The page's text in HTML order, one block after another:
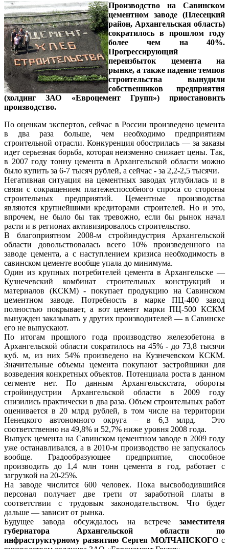
Производство на Савинском
цементном заводе (Плесецкий
район, Архангельская область)
сократилось в прошлом году
более чем на 40%.
Прогрессирующий
переизбыток цемента на
рынке, а также падение темпов
строительства вынудили
собственников предприятия
(холдинг ЗАО «Евроцемент Групп») приостановить
производство.
По оценкам экспертов, сейчас в России произведено цемента
в два раза больше, чем необходимо предприятиям
строительной отрасли. Конкуренция обострилась — за заказы
идет серьезная борьба, которая неизменно снижает цены. Так,
в 2007 году тонну цемента в Архангельской области можно
было купить за 6-7 тысяч рублей, а сейчас - за 2,2-2,5 тысячи.
Негативная ситуация на цементных заводах углубилась и в
связи с сокращением платежеспособного спроса со стороны
строительных предприятий. Цементные производства
являются крупнейшими кредиторами строителей. Но и это,
впрочем, не было бы так тревожно, если бы рынок начал
расти и в регионах активизировалось строительство.
В благоприятном 2008-м стройиндустрия Архангельской
области довольствовалась всего 10% произведенного на
заводе цемента, а с наступлением кризиса необходимость в
савинском цементе вообще упала до минимума.
Один из крупных потребителей цемента в Архангельске —
Кузнечевский комбинат строительных конструкций и
материалов (КСКМ) - покупает продукцию на Савинском
цементном заводе. Потребность в марке ПЦ-400 завод
полностью покрывает, а вот цемент марки ПЦ-500 КСКМ
вынужден заказывать у других производителей — в Савинске
его не выпускают.
По итогам прошлого года производство железобетона в
Архангельской области сократилось на 45% - до 73,8 тысячи
куб. м, из них 54% произведено на Кузнечевском КСКМ.
Значительные объемы цемента покупают застройщики для
возведения конкретных объектов. Потенциала роста в данном
сегменте нет. По данным Архангельскстата, обороты
стройиндустрии Архангельской области в 2009 году
снизились практически в два раза. Объем строительных работ
оценивается в 20 млрд рублей, в том числе на территории
Ненецкого автономного округа – в 6,3 млрд. Это
соответственно на 49,8% и 52,7% ниже уровня 2008 года.
Выпуск цемента на Савинском цементном заводе в 2009 году
уже останавливался, а в 2010-м производство не запускалось
вообще. Градообразующее предприятие, способное
производить до 1,4 млн тонн цемента в год, работает с
загрузкой на 20-25%.
На заводе числится 600 человек. Пока высвободившийся
персонал получает две трети от заработной платы в
соответствии с трудовым законодательством. Что будет
дальше — зависит от рынка.
Будущее завода обсуждалось на встрече заместителя
губернатора Архангельской области по
инфраструктурному развитию Сергея МОЛЧАНСКОГО с